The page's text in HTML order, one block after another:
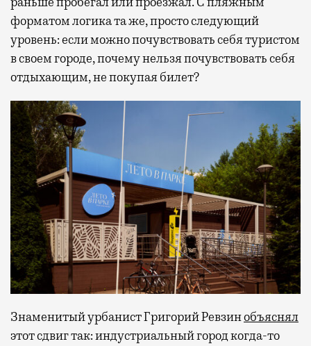
форматом логика та же, просто следующий
уровень: если можно почувствовать себя туристом
в своем городе, почему нельзя почувствовать себя
отдыхающим, не покупая билет?
Знаменитый урбанист Григорий Ревзинобъяснял
этот сдвиг так: индустриальный город когда-то